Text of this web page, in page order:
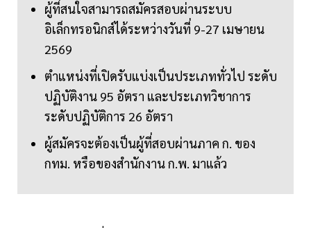
ผู้ที่สนใจสามารถสมัครสอบผ่านระบบ
อิเล็กทรอนิกส์ได้ระหว่างวันที่ 9-27 เมษายน
2569
ตำแหน่งที่เปิดรับแบ่งเป็นประเภททั่วไป ระดับ
ปฏิบัติงาน 95 อัตรา และประเภทวิชาการ
ระดับปฏิบัติการ 26 อัตรา
ผู้สมัครจะต้องเป็นผู้ที่สอบผ่านภาค ก. ของ
กทม. หรือของสำนักงาน ก.พ. มาแล้ว